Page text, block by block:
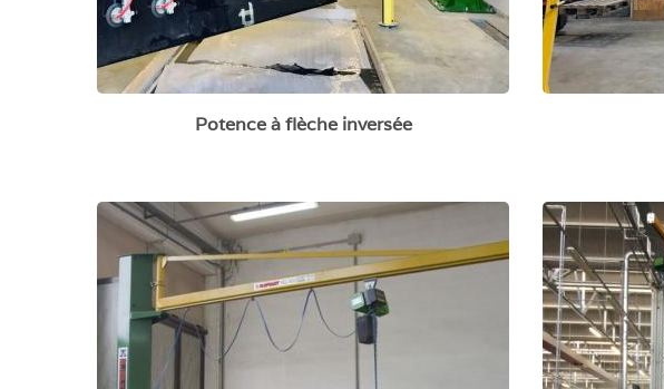
Potence à flèche inversée
Potence de levage mobile sur socle
béton